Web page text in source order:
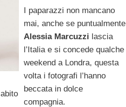
I paparazzi non mancano
mai, anche se puntualmente
Alessia Marcuzzi lascia
l’Italia e si concede qualche
weekend a Londra, questa
volta i fotografi l’hanno
beccata in dolce
compagnia.